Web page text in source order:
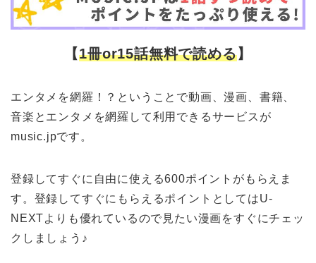
【1冊or15話無料で読める】
エンタメを網羅！？ということで動画、漫画、書籍、
音楽とエンタメを網羅して利用できるサービスが
music.jpです。
登録してすぐに自由に使える600ポイントがもらえま
す。登録してすぐにもらえるポイントとしてはU-
NEXTよりも優れているので見たい漫画をすぐにチェッ
クしましょう♪